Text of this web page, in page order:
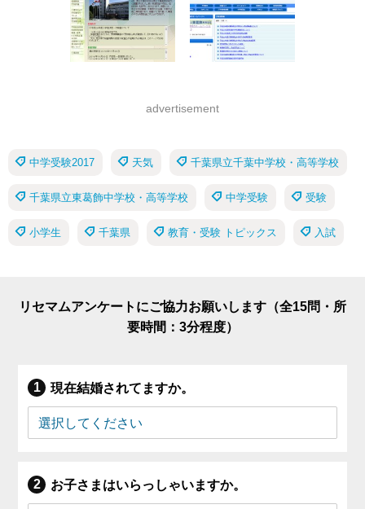
advertisement
中学受験2017 天気 千葉県立千葉中学校・高等学校
千葉県立東葛飾中学校・高等学校 中学受験 受験
小学生 千葉県 教育・受験 トピックス 入試
リセマムアンケートにご協力お願いします（全15問・所
要時間：3分程度）
現在結婚されてますか。
お子さまはいらっしゃいますか。